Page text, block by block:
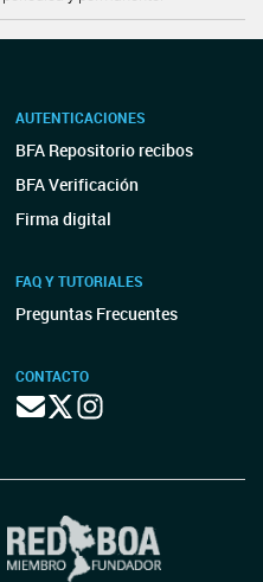
AUTENTICACIONES
BFA Repositorio recibos
BFA Verificación
Firma digital
FAQ Y TUTORIALES
Preguntas Frecuentes
CONTACTO